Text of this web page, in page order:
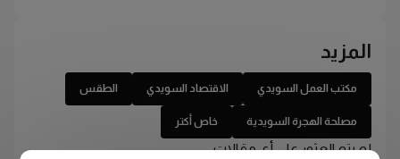
المزيد
مكتب العمل السويدي الاقتصاد السويدي الطقس
مصلحة الهجرة السويدية خاص أكتر
لم يتم العثور على أي مقالات